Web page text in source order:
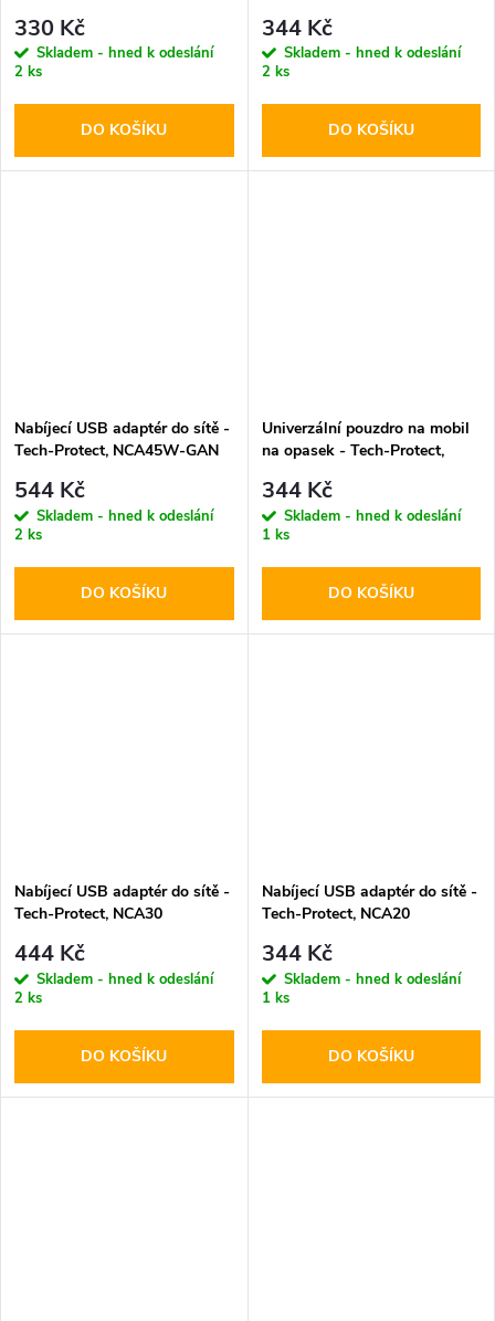
330 Kč
Skladem - hned k odeslání
2 ks
DO KOŠÍKU
344 Kč
Skladem - hned k odeslání
2 ks
DO KOŠÍKU
Nabíjecí USB adaptér do sítě -
Tech-Protect, NCA45W-GAN
C kabel
544 Kč
Skladem - hned k odeslání
2 ks
DO KOŠÍKU
Univerzální pouzdro na mobil
na opasek - Tech-Protect,
344 Kč
Skladem - hned k odeslání
1 ks
DO KOŠÍKU
Nabíjecí USB adaptér do sítě -
Tech-Protect, NCA30
444 Kč
Skladem - hned k odeslání
2 ks
DO KOŠÍKU
Nabíjecí USB adaptér do sítě -
Tech-Protect, NCA20
344 Kč
Skladem - hned k odeslání
1 ks
DO KOŠÍKU